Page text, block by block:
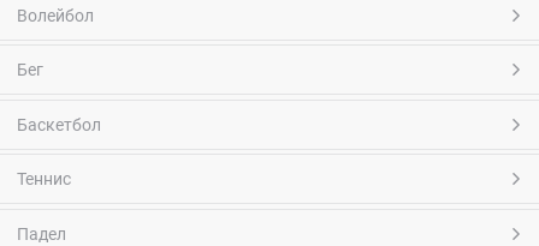
Волейбол
Бег
Баскетбол
Теннис
Падел